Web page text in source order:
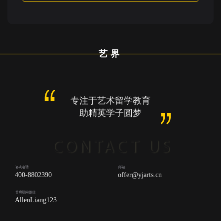
艺界
专注于艺术留学教育
助精英学子圆梦
咨询电话
400-8802390
邮箱
offer@yjarts.cn
首席顾问微信
AllenLiang123